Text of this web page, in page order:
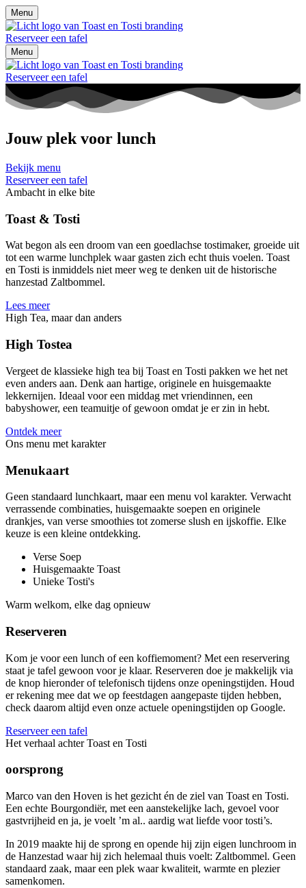
Menu
Reserveer een tafel
Menu
Reserveer een tafel
Jouw plek voor lunch
Bekijk menu
Reserveer een tafel
Ambacht in elke bite
Toast & Tosti
Wat begon als een droom van een goedlachse tostimaker, groeide uit
tot een warme lunchplek waar gasten zich echt thuis voelen. Toast
en Tosti is inmiddels niet meer weg te denken uit de historische
hanzestad Zaltbommel.
Lees meer
High Tea, maar dan anders
High Tostea
Vergeet de klassieke high tea bij Toast en Tosti pakken we het net
even anders aan. Denk aan hartige, originele en huisgemaakte
lekkernijen. Ideaal voor een middag met vriendinnen, een
babyshower, een teamuitje of gewoon omdat je er zin in hebt.
Ontdek meer
Ons menu met karakter
Menukaart
Geen standaard lunchkaart, maar een menu vol karakter. Verwacht
verrassende combinaties, huisgemaakte soepen en originele
drankjes, van verse smoothies tot zomerse slush en ijskoffie. Elke
keuze is een kleine ontdekking.
Verse Soep
Huisgemaakte Toast
Unieke Tosti's
Warm welkom, elke dag opnieuw
Reserveren
Kom je voor een lunch of een koffiemoment? Met een reservering
staat je tafel gewoon voor je klaar. Reserveren doe je makkelijk via
de knop hieronder of telefonisch tijdens onze openingstijden. Houd
er rekening mee dat we op feestdagen aangepaste tijden hebben,
check daarom altijd even onze actuele openingstijden op Google.
Reserveer een tafel
Het verhaal achter Toast en Tosti
oorsprong
Marco van den Hoven is het gezicht én de ziel van Toast en Tosti.
Een echte Bourgondiër, met een aanstekelijke lach, gevoel voor
gastvrijheid en ja, je voelt ’m al.. aardig wat liefde voor tosti’s.
In 2019 maakte hij de sprong en opende hij zijn eigen lunchroom in
de Hanzestad waar hij zich helemaal thuis voelt: Zaltbommel. Geen
standaard zaak, maar een plek waar kwaliteit, warmte en plezier
samenkomen.